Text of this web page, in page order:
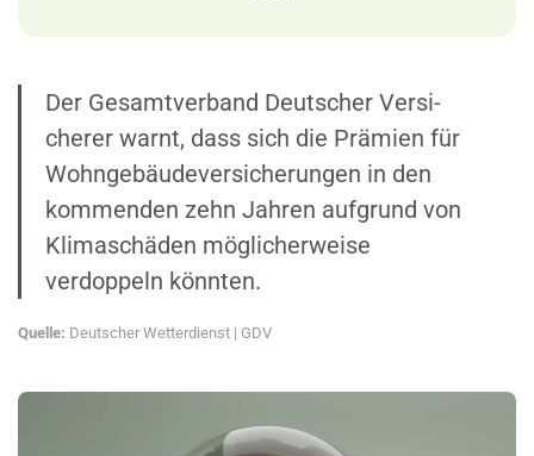
Der Gesamt­verband Deutscher Versi­
cherer warnt, dass sich die Prämien für
Wohnge­bäu­de­ver­si­che­rungen in den
kommenden zehn Jahren aufgrund von
Klima­schäden mögli­cher­weise
verdoppeln könnten.
Quelle: Deutscher Wetter­dienst | GDV